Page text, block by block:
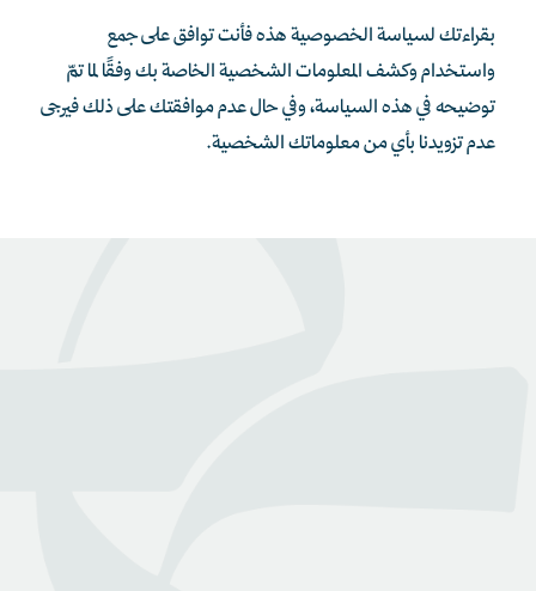
بقراءتك لسياسة الخصوصية هذه فأنت توافق على جمع
واستخدام وكشف المعلومات الشخصية الخاصة بك وفقًا لما تمّ
توضيحه في هذه السياسة، وفي حال عدم موافقتك على ذلك فيرجى
عدم تزويدنا بأي من معلوماتك الشخصية.